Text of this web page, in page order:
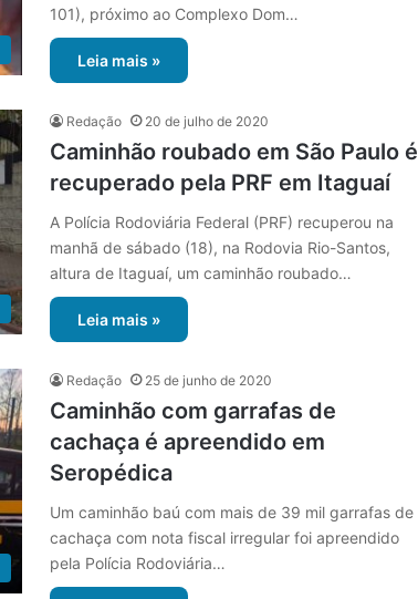
101), próximo ao Complexo Dom…
Leia mais »
Redação 20 de julho de 2020
Caminhão roubado em São Paulo é
recuperado pela PRF em Itaguaí
A Polícia Rodoviária Federal (PRF) recuperou na
manhã de sábado (18), na Rodovia Rio-Santos,
altura de Itaguaí, um caminhão roubado…
Leia mais »
Redação 25 de junho de 2020
Caminhão com garrafas de
cachaça é apreendido em
Seropédica
Um caminhão baú com mais de 39 mil garrafas de
cachaça com nota fiscal irregular foi apreendido
pela Polícia Rodoviária…